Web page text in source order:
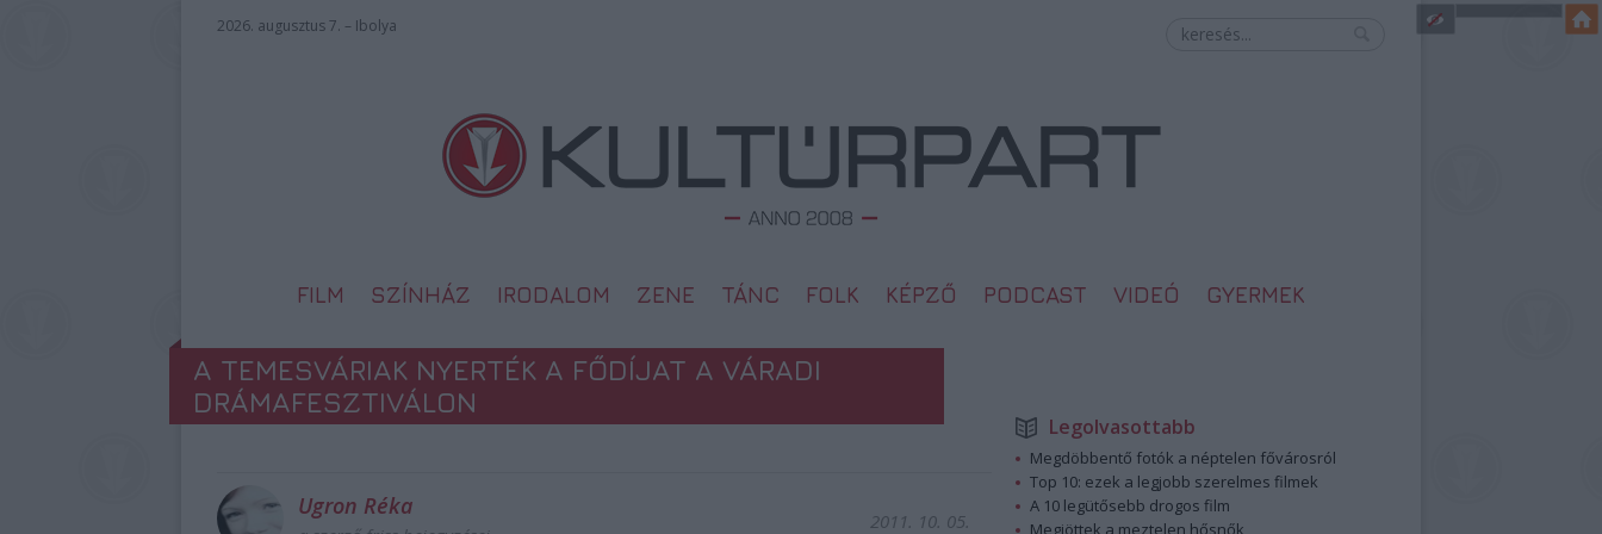
2026. augusztus 7. – Ibolya
FILM SZÍNHÁZ IRODALOM ZENE TÁNC FOLK KÉPZŐ PODCAST VIDEÓ GYERMEK
A TEMESVÁRIAK NYERTÉK A FŐDÍJAT A VÁRADI
DRÁMAFESZTIVÁLON
Ugron Réka
2011. 10. 05.
Legolvasottabb
Megdöbbentő fotók a néptelen fővárosról
Top 10: ezek a legjobb szerelmes filmek
A 10 legütősebb drogos film
Megjöttek a meztelen hősnők